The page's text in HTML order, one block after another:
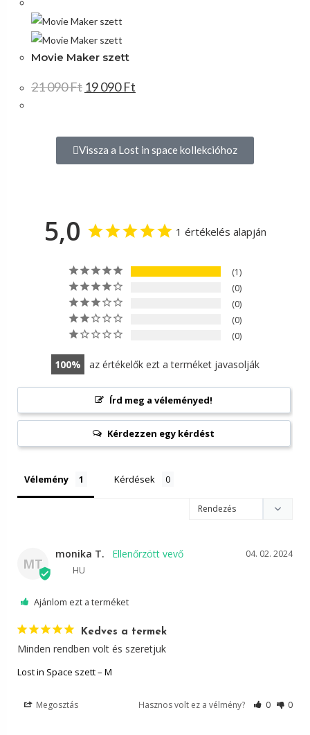
Movie Maker szett
21 090Ft 19 090Ft
Vissza a Lost in space kollekcióhoz
5,0 1 értékelés alapján
1
0
0
0
0
100 az értékelők ezt a terméket javasolják
Írd meg a véleményed!
Kérdezzen egy kérdést
Vélemény Kérdések
MT
04. 02. 2024
monika T.
HU
Ajánlom ezt a terméket
Kedves a termek
Minden rendben volt és szeretjuk
Lost in Space szett – M
Megosztás Hasznos volt ez a vélmény? 0 0